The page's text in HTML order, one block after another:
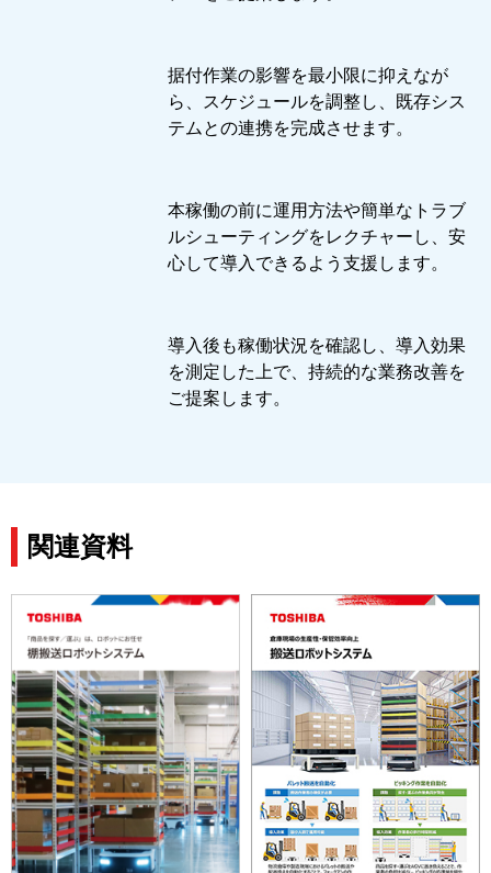
据付作業の影響を最小限に抑えなが
ら、スケジュールを調整し、既存シス
テムとの連携を完成させます。
本稼働の前に運用方法や簡単なトラブ
ルシューティングをレクチャーし、安
心して導入できるよう支援します。
導入後も稼働状況を確認し、導入効果
を測定した上で、持続的な業務改善を
ご提案します。
関連資料